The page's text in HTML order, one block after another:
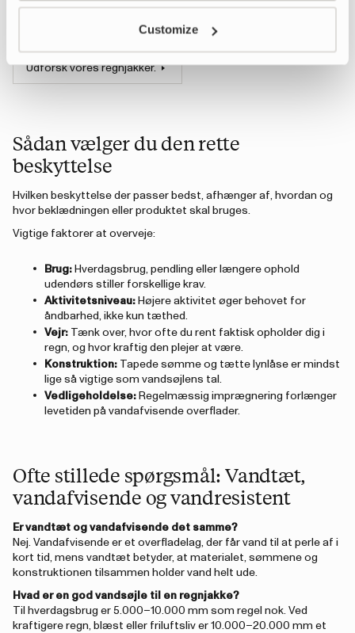
Customize
materiale end nødvendigt til hverdagsbrug.
Udforsk vores regnjakker.
Sådan vælger du den rette
beskyttelse
Hvilken beskyttelse der passer bedst, afhænger af, hvordan og
hvor beklædningen eller produktet skal bruges.
Vigtige faktorer at overveje:
Brug: Hverdagsbrug, pendling eller længere ophold
udendørs stiller forskellige krav.
Aktivitetsniveau: Højere aktivitet øger behovet for
åndbarhed, ikke kun tæthed.
Vejr: Tænk over, hvor ofte du rent faktisk opholder dig i
regn, og hvor kraftig den plejer at være.
Konstruktion: Tapede sømme og tætte lynlåse er mindst
lige så vigtige som vandsøjlens tal.
Vedligeholdelse: Regelmæssig imprægnering forlænger
levetiden på vandafvisende overflader.
Ofte stillede spørgsmål: Vandtæt,
vandafvisende og vandresistent
Er vandtæt og vandafvisende det samme?
Nej. Vandafvisende er et overfladelag, der får vand til at perle af i
kort tid, mens vandtæt betyder, at materialet, sømmene og
konstruktionen tilsammen holder vand helt ude.
Hvad er en god vandsøjle til en regnjakke?
Til hverdagsbrug er 5.000–10.000 mm som regel nok. Ved
kraftigere regn, blæst eller friluftsliv er 10.000–20.000 mm et